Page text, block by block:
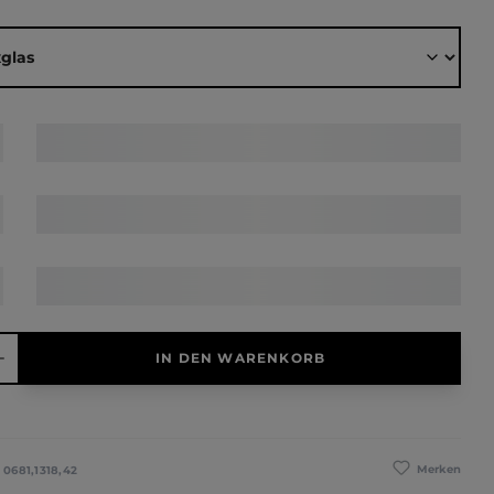
IN DEN WARENKORB
Merken
0681,1318,42